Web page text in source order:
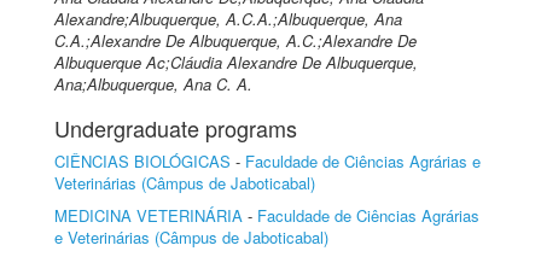
Alexandre;Albuquerque, A.C.A.;Albuquerque, Ana
C.A.;Alexandre De Albuquerque, A.C.;Alexandre De
Albuquerque Ac;Cláudia Alexandre De Albuquerque,
Ana;Albuquerque, Ana C. A.
Undergraduate programs
CIÊNCIAS BIOLÓGICAS - Faculdade de Ciências Agrárias e
Veterinárias (Câmpus de Jaboticabal)
MEDICINA VETERINÁRIA - Faculdade de Ciências Agrárias
e Veterinárias (Câmpus de Jaboticabal)